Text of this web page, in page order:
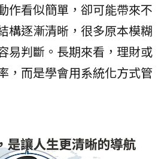
作看似簡單，卻可能帶來不
構逐漸清晰，很多原本模糊
易判斷。長期來看，理財或
，而是學會用系統化方式管